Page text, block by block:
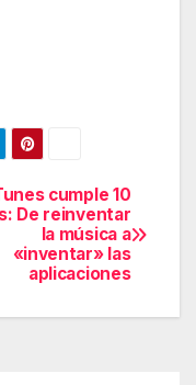
cumple 10
De reinventar
la música a
«inventar» las
aplicaciones